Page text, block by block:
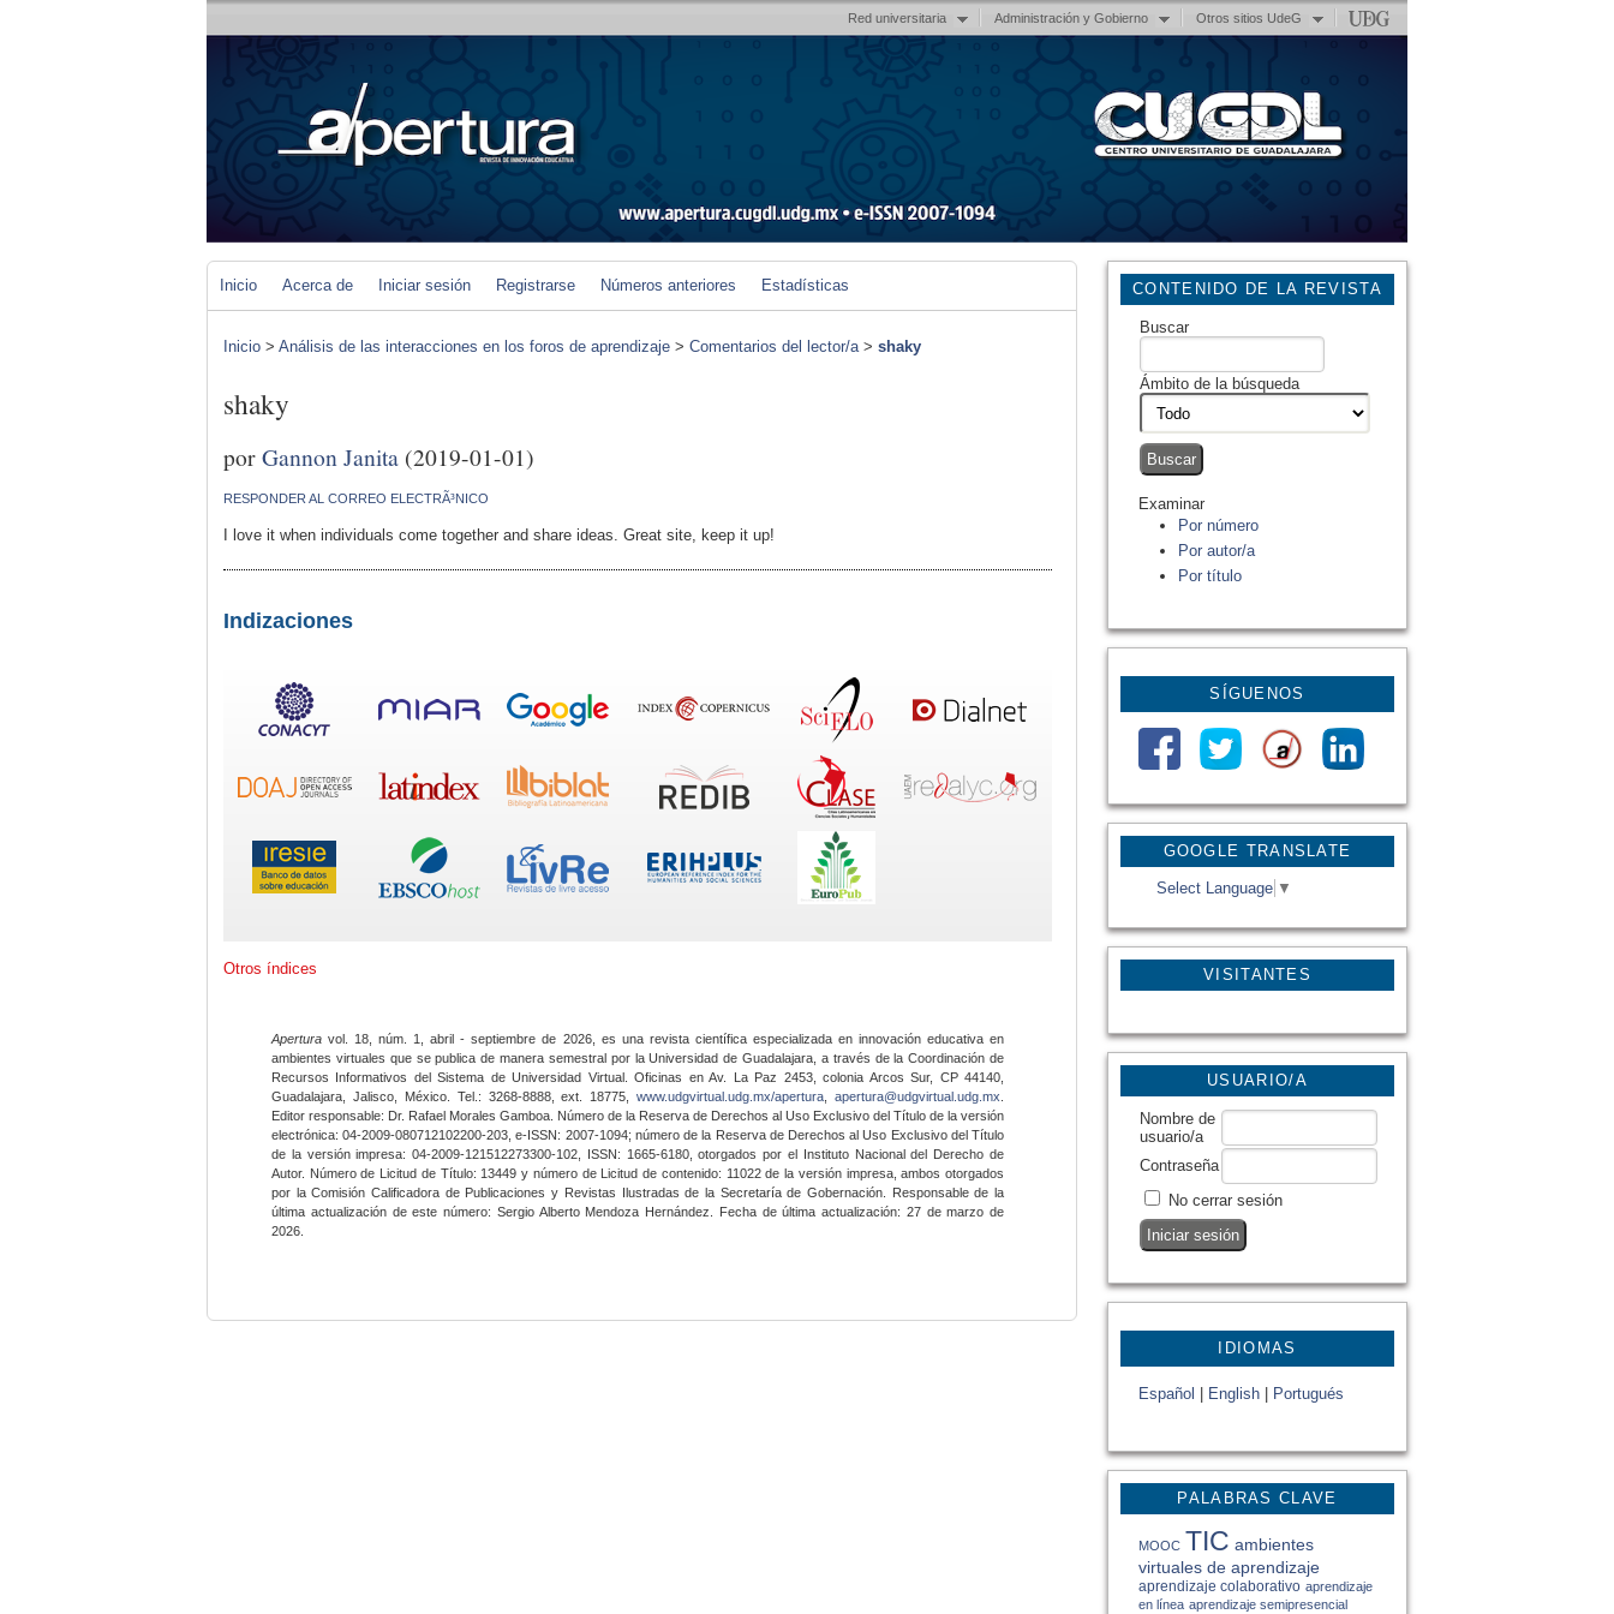
Red universitaria Administración y Gobierno Otros sitios UdeG
GOOGLE TRANSLATE
Select Language ▼
VISITANTES
CONTENIDO DE LA REVISTA
Buscar
Ámbito de la búsqueda
Examinar
Por número
Por autor/a
Por título
SÍGUENOS
USUARIO/A
Nombre de
usuario/a
Contraseña
No cerrar sesión
IDIOMAS
Español English Portugués
PALABRAS CLAVE
MOOC TIC ambientes
virtuales de aprendizaje
aprendizaje colaborativo aprendizaje
en línea aprendizaje semipresencial
Inicio Acerca de Iniciar sesión Registrarse Números anteriores Estadísticas
Inicio > Análisis de las interacciones en los foros de aprendizaje > Comentarios del lector/a> shaky
shaky
porGannon Janita (2019-01-01)
RESPONDER AL CORREO ELECTRÃ³NICO
I love it when individuals come together and share ideas. Great site, keep it up!
Indizaciones
Otros índices
Apertura vol. 18, núm. 1, abril - septiembre de 2026, es una revista científica especializada en innovación educativa en
ambientes virtuales que se publica de manera semestral por la Universidad de Guadalajara, a través de la Coordinación de
Recursos Informativos del Sistema de Universidad Virtual. Oficinas en Av. La Paz 2453, colonia Arcos Sur, CP 44140,
Guadalajara, Jalisco, México. Tel.: 3268-8888, ext. 18775,www.udgvirtual.udg.mx/apertura apertura@udgvirtual.udg.mx
Editor responsable: Dr. Rafael Morales Gamboa. Número de la Reserva de Derechos al Uso Exclusivo del Título de la versión
electrónica: 04-2009-080712102200-203, e-ISSN: 2007-1094; número de la Reserva de Derechos al Uso Exclusivo del Título
de la versión impresa: 04-2009-121512273300-102, ISSN: 1665-6180, otorgados por el Instituto Nacional del Derecho de
Autor. Número de Licitud de Título: 13449 y número de Licitud de contenido: 11022 de la versión impresa, ambos otorgados
por la Comisión Calificadora de Publicaciones y Revistas Ilustradas de la Secretaría de Gobernación. Responsable de la
última actualización de este número: Sergio Alberto Mendoza Hernández. Fecha de última actualización: 27 de marzo de
2026.